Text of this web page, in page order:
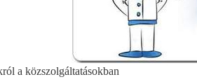
a közszolgáltatásokban